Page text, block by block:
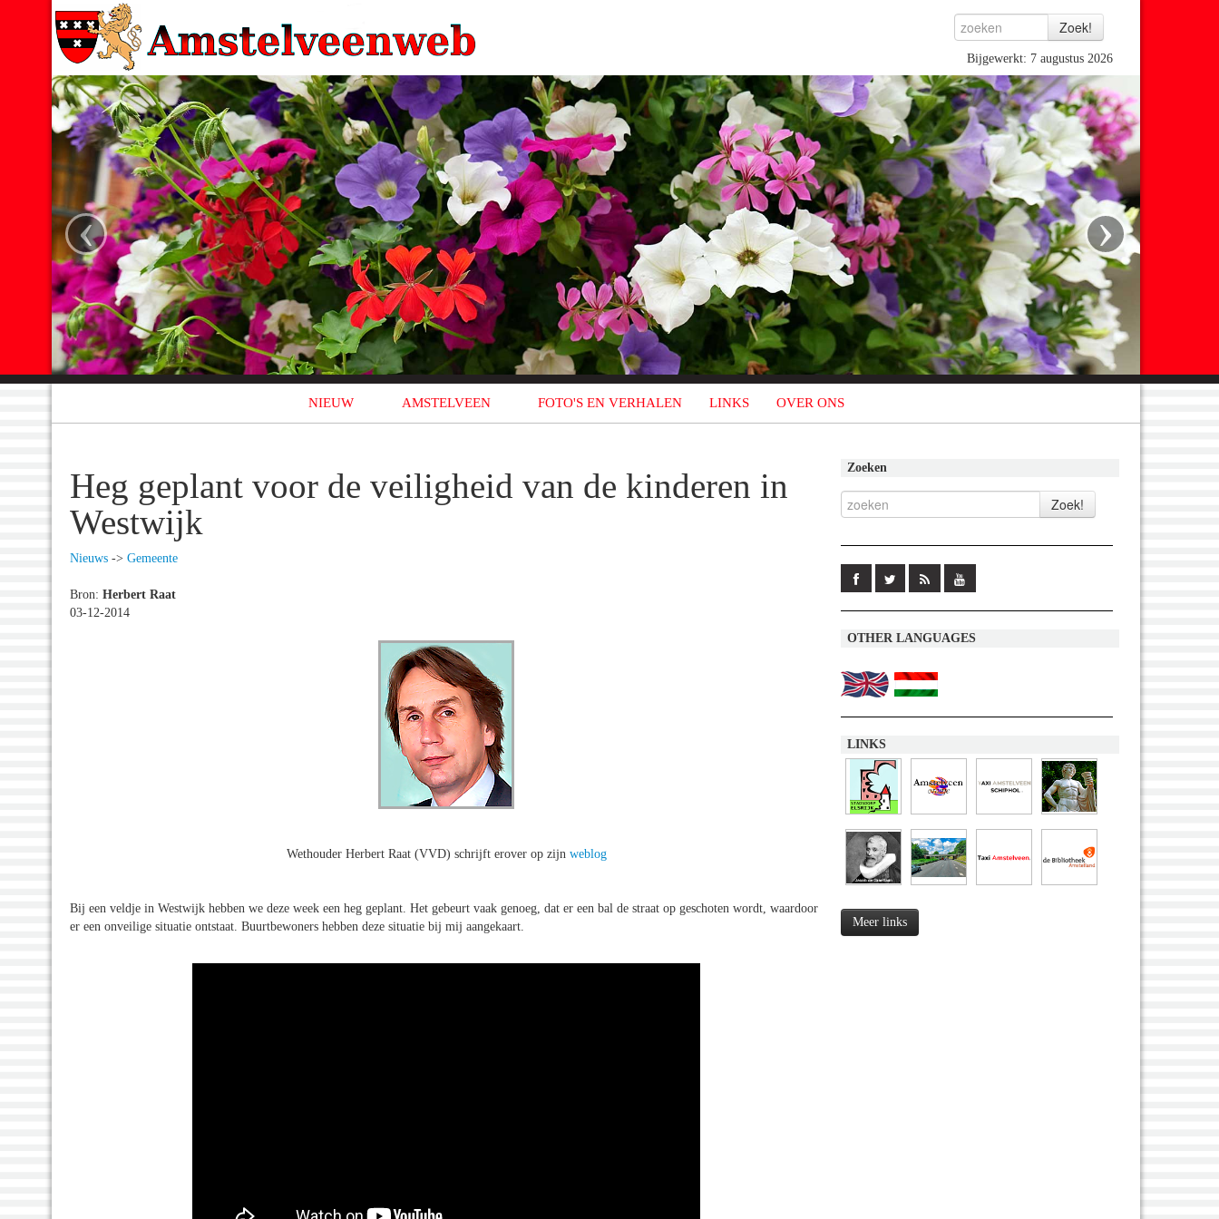
Bijgewerkt: 7 augustus 2026
‹ ›
NIEUW AMSTELVEEN FOTO'S EN VERHALEN LINKS OVER ONS
Heg geplant voor de veiligheid van de kinderen in
Westwijk
Nieuws -> Gemeente
Bron: Herbert Raat
03-12-2014
Wethouder Herbert Raat (VVD) schrijft erover op zijn weblog
Bij een veldje in Westwijk hebben we deze week een heg geplant. Het gebeurt vaak genoeg, dat er een bal de straat op geschoten wordt, waardoor
er een onveilige situatie ontstaat. Buurtbewoners hebben deze situatie bij mij aangekaart.
Zoeken
OTHER LANGUAGES
LINKS
Meer links